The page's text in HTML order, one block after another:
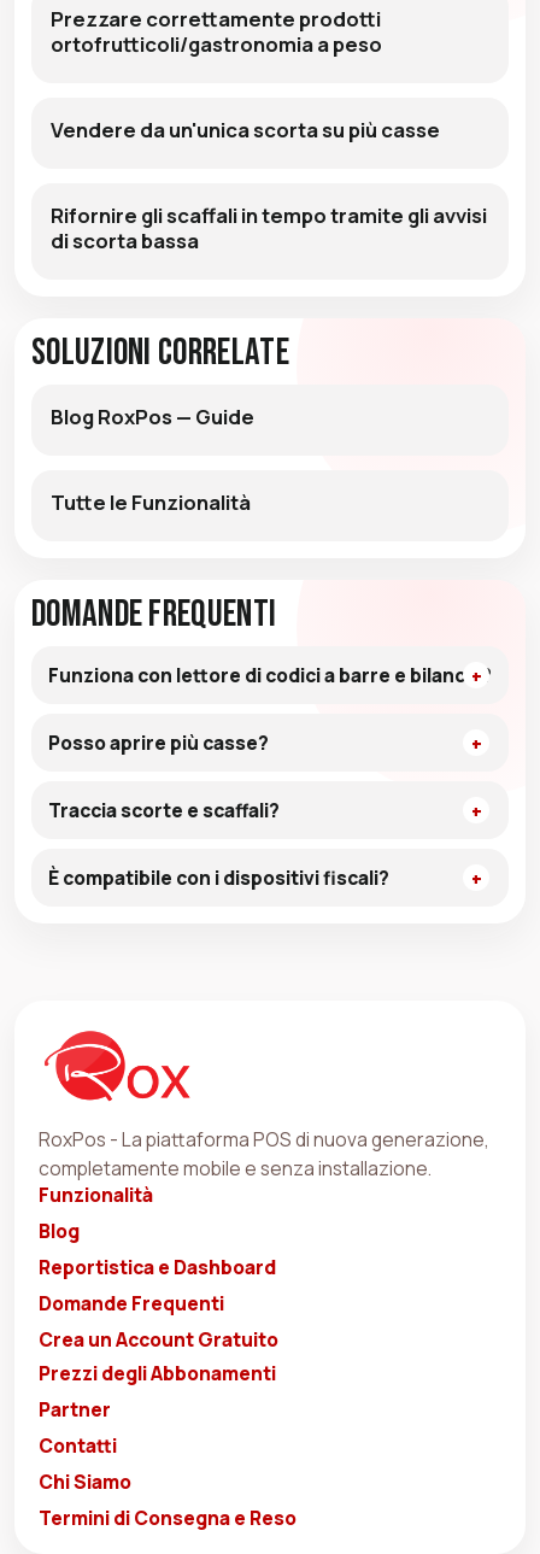
Prezzare correttamente prodotti
ortofrutticoli/gastronomia a peso
Vendere da un'unica scorta su più casse
Rifornire gli scaffali in tempo tramite gli avvisi
di scorta bassa
Soluzioni Correlate
Blog RoxPos — Guide
Tutte le Funzionalità
Domande Frequenti
Funziona con lettore di codici a barre e bilancia?
Posso aprire più casse?
Traccia scorte e scaffali?
È compatibile con i dispositivi fiscali?
RoxPos - La piattaforma POS di nuova generazione,
completamente mobile e senza installazione.
Funzionalità
Blog
Reportistica e Dashboard
Domande Frequenti
Crea un Account Gratuito
Prezzi degli Abbonamenti
Partner
Contatti
Chi Siamo
Termini di Consegna e Reso